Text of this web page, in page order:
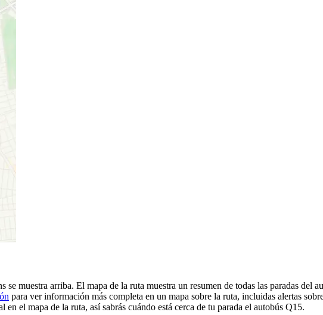
muestra arriba. El mapa de la ruta muestra un resumen de todas las paradas del
para ver información más completa en un mapa sobre la ruta, incluidas alertas
el mapa de la ruta, así sabrás cuándo está cerca de tu parada el autobús Q15.